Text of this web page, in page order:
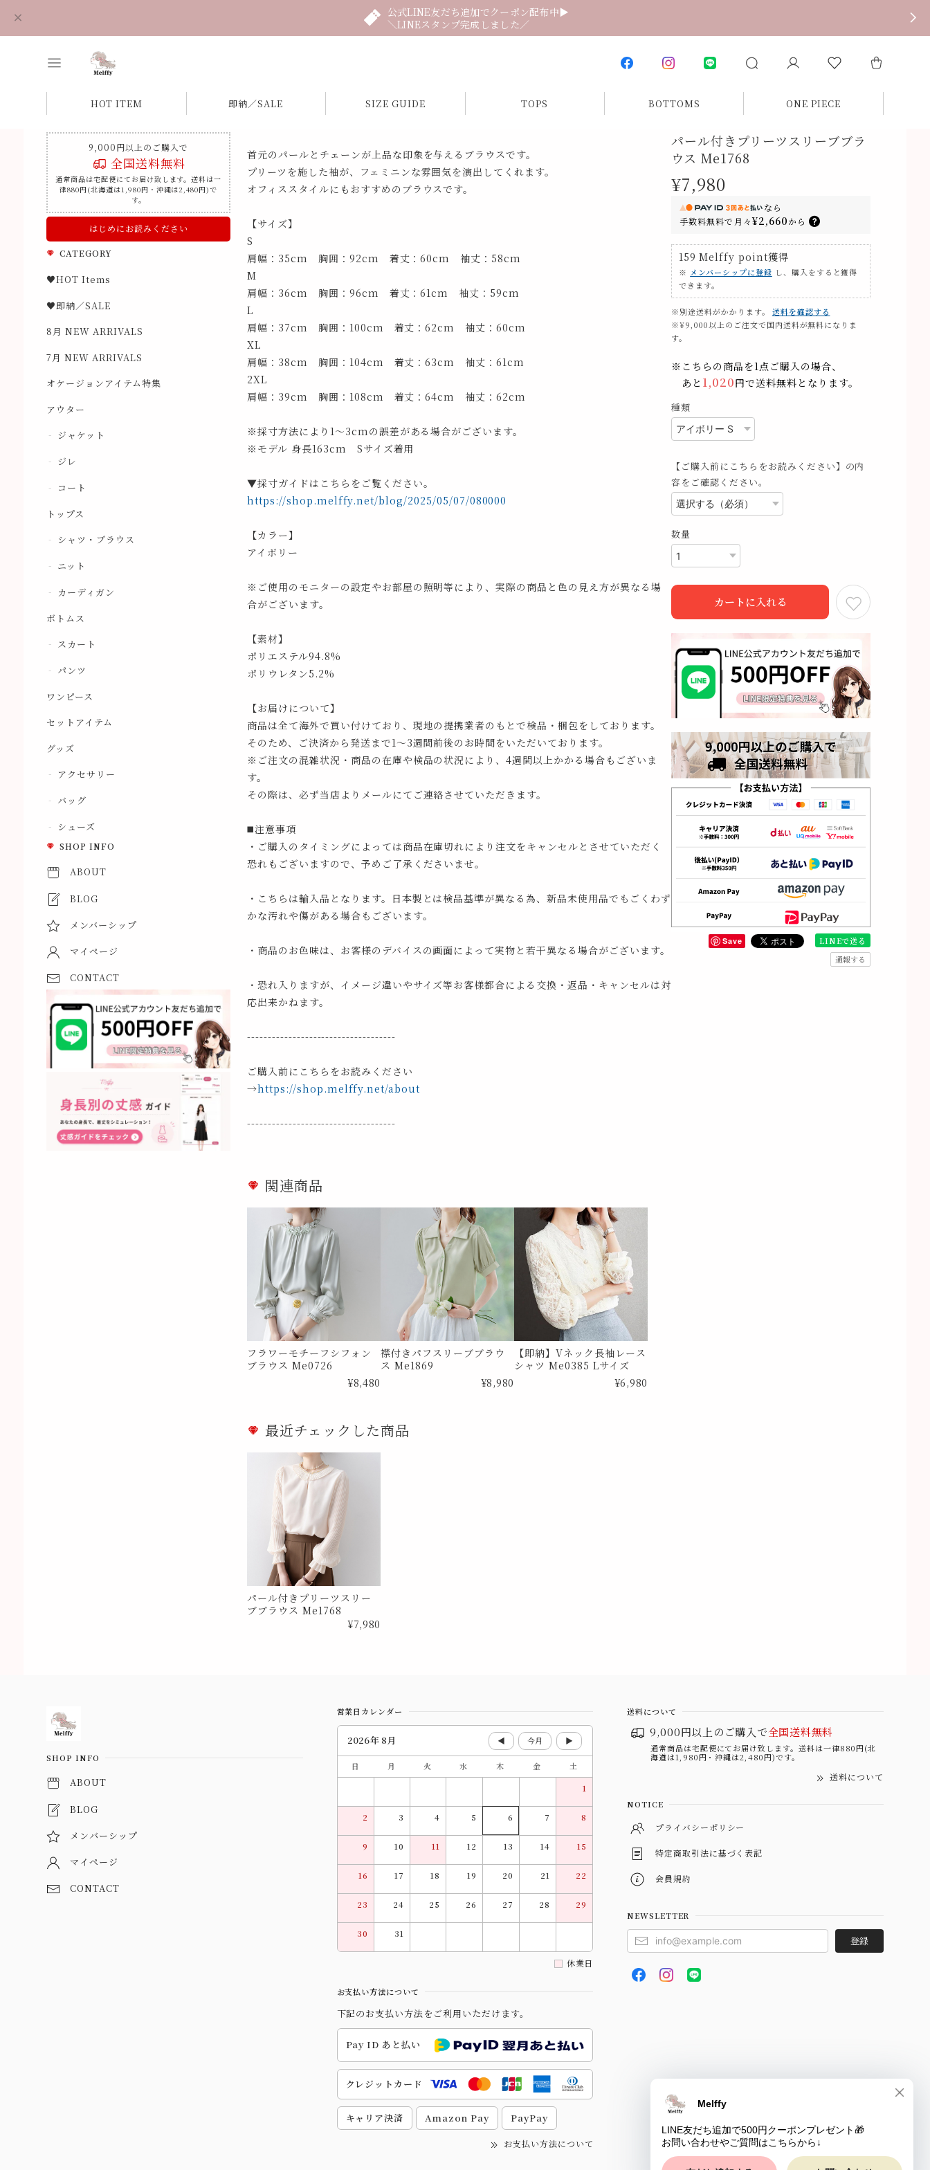
公式LINE友だち追加でクーポン配布中▶
＼LINEスタンプ完成しました／
HOT ITEM 即納／SALE SIZE GUIDE TOPS BOTTOMS ONE PIECE
9,000円以上のご購入で
全国送料無料
通常商品は宅配便にてお届け致します。送料は一
律880円(北海道は1,980円・沖縄は2,480円)で
す。
はじめにお読みください
CATEGORY
♥HOT Items
♥即納／SALE
8月 NEW ARRIVALS
7月 NEW ARRIVALS
オケージョンアイテム特集
アウター
ジャケット
ジレ
コート
トップス
シャツ・ブラウス
ニット
カーディガン
ボトムス
スカート
パンツ
ワンピース
セットアイテム
グッズ
アクセサリー
バッグ
シューズ
SHOP INFO
ABOUT
BLOG
メンバーシップ
マイページ
CONTACT
首元のパールとチェーンが上品な印象を与えるブラウスです。
プリーツを施した袖が、フェミニンな雰囲気を演出してくれます。
オフィススタイルにもおすすめのブラウスです。
【サイズ】
S
肩幅：35cm 胸囲：92cm 着丈：60cm 袖丈：58cm
M
肩幅：36cm 胸囲：96cm 着丈：61cm 袖丈：59cm
L
肩幅：37cm 胸囲：100cm 着丈：62cm 袖丈：60cm
XL
肩幅：38cm 胸囲：104cm 着丈：63cm 袖丈：61cm
2XL
肩幅：39cm 胸囲：108cm 着丈：64cm 袖丈：62cm
※採寸方法により1～3cmの誤差がある場合がございます。
※モデル 身長163cm Sサイズ着用
▼採寸ガイドはこちらをご覧ください。
https://shop.melffy.net/blog/2025/05/07/080000
【カラー】
アイボリー
※ご使用のモニターの設定やお部屋の照明等により、実際の商品と色の見え方が異なる場
合がございます。
【素材】
ポリエステル94.8%
ポリウレタン5.2%
【お届けについて】
商品は全て海外で買い付けており、現地の提携業者のもとで検品・梱包をしております。
そのため、ご決済から発送まで1～3週間前後のお時間をいただいております。
※ご注文の混雑状況・商品の在庫や検品の状況により、4週間以上かかる場合もございま
す。
その際は、必ず当店よりメールにてご連絡させていただきます。
◼️注意事項
・ご購入のタイミングによっては商品在庫切れにより注文をキャンセルとさせていただく
恐れもございますので、予めご了承くださいませ。
・こちらは輸入品となります。日本製とは検品基準が異なる為、新品未使用品でもごくわず
かな汚れや傷がある場合もございます。
・商品のお色味は、お客様のデバイスの画面によって実物と若干異なる場合がございます。
・恐れ入りますが、イメージ違いやサイズ等お客様都合による交換・返品・キャンセルは対
応出来かねます。
------------------------------------
ご購入前にこちらをお読みください
→https://shop.melffy.net/about
------------------------------------
パール付きプリーツスリーブブラ
ウス Me1768
¥7,980
なら
手数料無料で 月々¥2,660から
159 Melffy point獲得
※ メンバーシップに登録 し、購入をすると獲得
できます。
※別途送料がかかります。
送料を確認する
※¥9,000以上のご注文で国内送料が無料になりま
す。
※こちらの商品を1点ご購入の場合、
あと 1,020円で送料無料となります。
種類
【ご購入前にこちらをお読みください】の内
容をご確認ください。
数量
カートに入れる
Save
LINEで送る
通報する
関連商品
フラワーモチーフシフォン
ブラウス Me0726
¥8,480
襟付きパフスリーブブラウ
ス Me1869
¥8,980
【即納】Vネック長袖レース
シャツ Me0385 Lサイズ
¥6,980
最近チェックした商品
パール付きプリーツスリー
ブブラウス Me1768
¥7,980
Information
SHOP INFO
ABOUT
BLOG
メンバーシップ
マイページ
CONTACT
営業日カレンダー
2026年 8月 ◀ 今月 ▶
日 月 火 水 木 金
土
1
2 3 4 5 6 7 8
9 10 11 12 13 14 15
16 17 18 19 20 21 22
23 24 25 26 27 28 29
30 31
休業日
お支払い方法について
下記のお支払い方法をご利用いただけます。
Pay ID あと払い
クレジットカード
キャリア決済 Amazon Pay PayPay
お支払い方法について
送料について
9,000円以上のご購入で全国送料無料
通常商品は宅配便にてお届け致します。送料は一律880円(北
海道は1,980円・沖縄は2,480円)です。
送料について
NOTICE
プライバシーポリシー
特定商取引法に基づく表記
会員規約
NEWSLETTER
登録